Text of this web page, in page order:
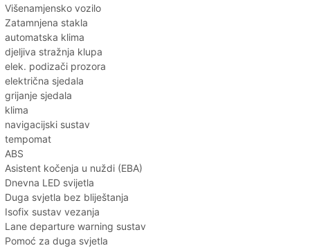
Višenamjensko vozilo
Zatamnjena stakla
automatska klima
djeljiva stražnja klupa
elek. podizači prozora
električna sjedala
grijanje sjedala
klima
navigacijski sustav
tempomat
ABS
Asistent kočenja u nuždi (EBA)
Dnevna LED svijetla
Duga svjetla bez bliještanja
Isofix sustav vezanja
Lane departure warning sustav
Pomoć za duga svjetla